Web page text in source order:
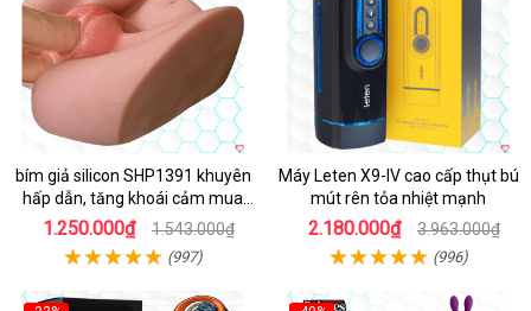
bím giả silicon SHP1391 khuyên
hấp dẫn, tăng khoái cảm mua
ngay
1.250.000₫ 1.543.000₫
(997)
Máy Leten X9-IV cao cấp thụt bú
mút rên tỏa nhiệt mạnh
2.180.000₫ 3.963.000₫
(996)